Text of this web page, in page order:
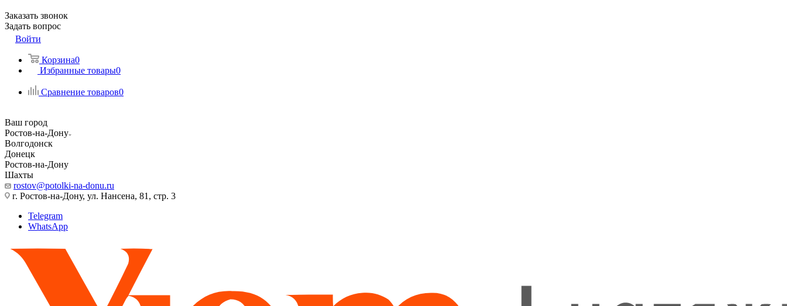
Заказать звонок
Задать вопрос
Войти
Корзина0
Избранные товары0
Сравнение товаров0
Ваш город
Ростов-на-Дону
Волгодонск
Донецк
Ростов-на-Дону
Шахты
rostov@potolki-na-donu.ru
г. Ростов-на-Дону, ул. Нансена, 81, стр. 3
Telegram
WhatsApp